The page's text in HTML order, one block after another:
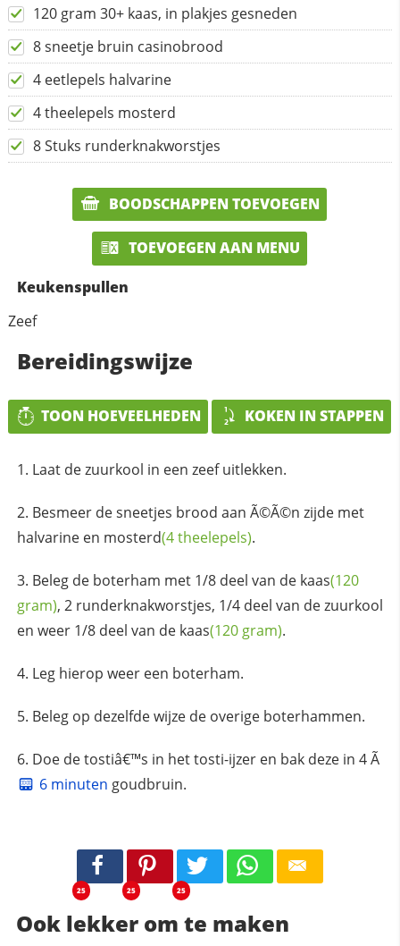
120 gram 30+ kaas, in plakjes gesneden
8 sneetje bruin casinobrood
4 eetlepels halvarine
4 theelepels mosterd
8 Stuks runderknakworstjes
BOODSCHAPPEN TOEVOEGEN
TOEVOEGEN AAN MENU
Keukenspullen
Zeef
Bereidingswijze
TOON HOEVEELHEDEN KOKEN IN STAPPEN
Laat de zuurkool in een zeef uitlekken.
Besmeer de sneetjes brood aan Ã©Ã©n zijde met
halvarine en mosterd(4 theelepels).
Beleg de boterham met 1/8 deel van de kaas(120
gram), 2 runderknakworstjes, 1/4 deel van de zuurkool
en weer 1/8 deel van de kaas(120 gram).
Leg hierop weer een boterham.
Beleg op dezelfde wijze de overige boterhammen.
Doe de tostiâ€™s in het tosti-ijzer en bak deze in 4 Ã
6 minuten goudbruin.
25 25 25
Ook lekker om te maken